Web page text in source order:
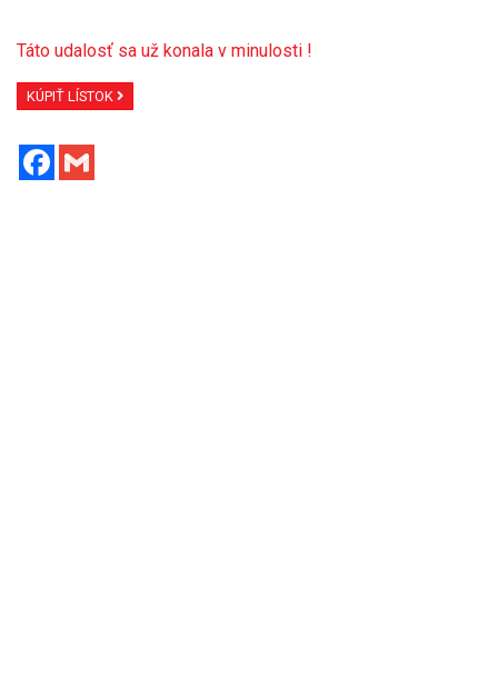
Táto udalosť sa už konala v minulosti !
KÚPIŤ LÍSTOK
Facebook